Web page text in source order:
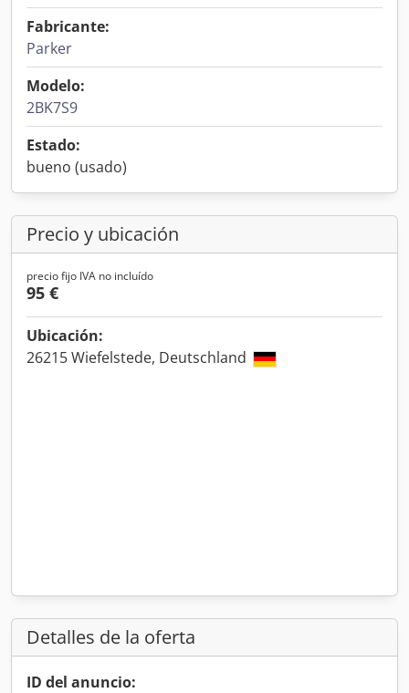
Fabricante:
Parker
Modelo:
2BK7S9
Estado:
bueno (usado)
Precio y ubicación
precio fijo IVA no incluído
95 €
Ubicación:
26215 Wiefelstede, Deutschland
Detalles de la oferta
ID del anuncio: